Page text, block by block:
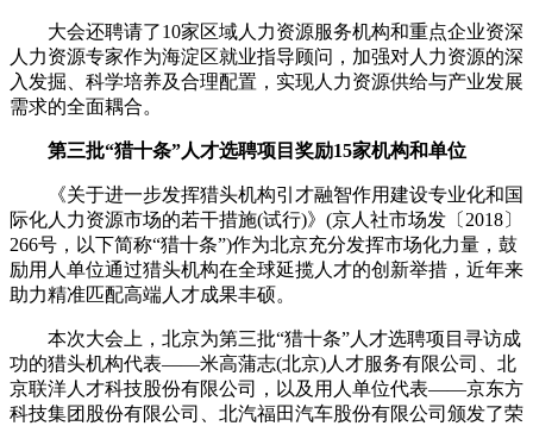
大会还聘请了10家区域人力资源服务机构和重点企业资深
人力资源专家作为海淀区就业指导顾问，加强对人力资源的深
入发掘、科学培养及合理配置，实现人力资源供给与产业发展
需求的全面耦合。
第三批“猎十条”人才选聘项目奖励15家机构和单位
《关于进一步发挥猎头机构引才融智作用建设专业化和国
际化人力资源市场的若干措施(试行)》(京人社市场发〔2018〕
266号，以下简称“猎十条”)作为北京充分发挥市场化力量，鼓
励用人单位通过猎头机构在全球延揽人才的创新举措，近年来
助力精准匹配高端人才成果丰硕。
本次大会上，北京为第三批“猎十条”人才选聘项目寻访成
功的猎头机构代表——米高蒲志(北京)人才服务有限公司、北
京联洋人才科技股份有限公司，以及用人单位代表——京东方
科技集团股份有限公司、北汽福田汽车股份有限公司颁发了荣